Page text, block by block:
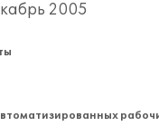
2005